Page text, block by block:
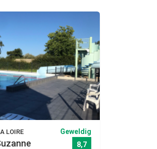
LOIRE
Geweldig
8,7